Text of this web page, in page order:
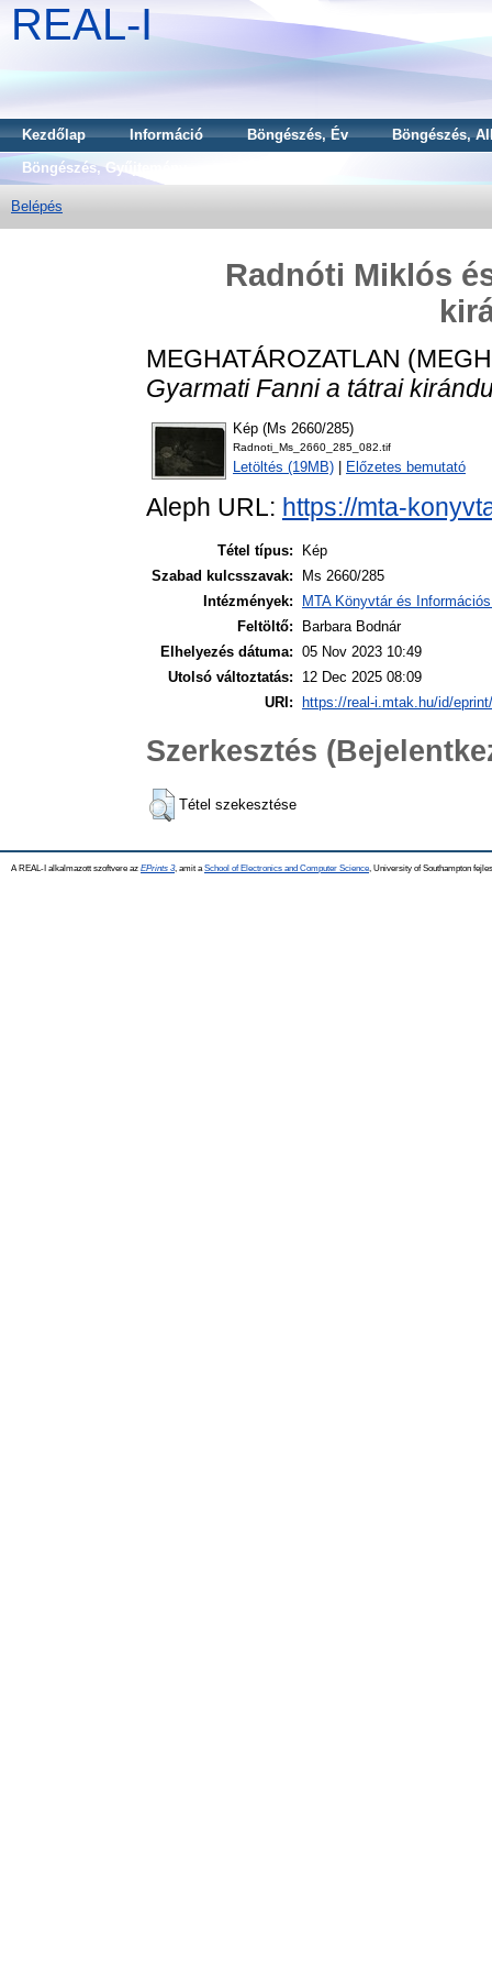
REAL-I
Kezdőlap Információ Böngészés, Év
Böngészés,
Böngészés, Gyűjtemény
Belépés
Radnóti Miklós
MEGHATÁROZATLAN
Gyarmati Fanni a tátrai
Kép (Ms 2660/285)
Radnoti_Ms_2660_285_082.tif
Letöltés (19MB) Előzetes bemutató
Aleph URL: https://mta-
Tétel típus:
Kép
Szabad kulcsszavak:
Ms 2660/285
Intézmények:
MTA Könyvtár és
Feltöltő:
Barbara Bodnár
Elhelyezés dátuma: 05 Nov 2023 10:49
Utolsó változtatás:
12 Dec 2025 08:09
URI:
https://real-i.mtak.hu/id/
Szerkesztés
Tétel szekesztése
A REAL-I alkalmazott szoftvere az EPrints 3, amit a School of Electronics and Computer Science , University of Southampton